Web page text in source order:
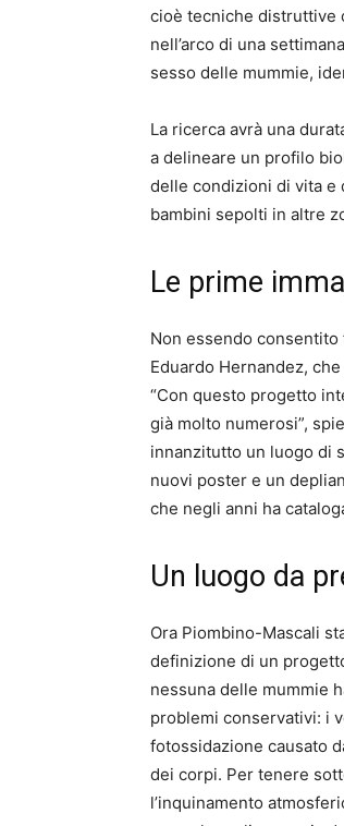
cioè tecniche distruttive
nell’arco di una
sesso delle mummie,
La ricerca avrà una
a delineare un profilo
delle condizioni di vita e
bambini sepolti in altre
Le prime
Non essendo
Eduardo Hernandez,
“Con questo progetto
già molto numerosi”,
innanzitutto un luogo di
nuovi poster e un
che negli anni ha
Un luogo da
Ora Piombino-Mascali
definizione di un
nessuna delle mummie
problemi conservativi: i
fotossidazione causato
dei corpi. Per tenere
l’inquinamento